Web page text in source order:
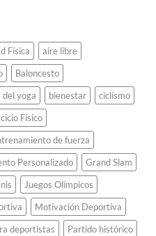
Física
aire libre
Baloncesto
del yoga bienestar
ciclismo
Físico
de fuerza
Personalizado
Grand Slam
Juegos Olímpicos
Motivación Deportiva
deportistas
Partido histórico